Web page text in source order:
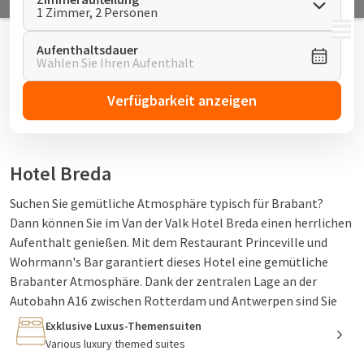
MENÜ
1 Zimmer, 2 Personen
Aufenthaltsdauer
Wählen Sie Ihren Aufenthalt
Verfügbarkeit anzeigen
Hotel Breda
Suchen Sie gemütliche Atmosphäre typisch für Brabant?
Dann können Sie im Van der Valk Hotel Breda einen herrlichen
Aufenthalt genießen. Mit dem Restaurant Princeville und
Wohrmann's Bar garantiert dieses Hotel eine gemütliche
Brabanter Atmosphäre. Dank der zentralen Lage an der
Autobahn A16 zwischen Rotterdam und Antwerpen sind Sie
hier genau richtig. In der Nähe des Hotels finden Sie das
Biesbosch, wo Sie wunderschöne Spaziergänge oder
Exklusive Luxus-Themensuiten
Various luxury themed suites